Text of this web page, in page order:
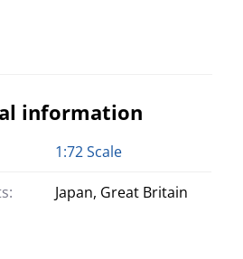
information
1:72 Scale
Japan, Great Britain